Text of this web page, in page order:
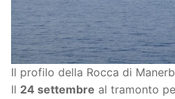
Il profilo della Rocca di
Il 24 settembre al tramonto